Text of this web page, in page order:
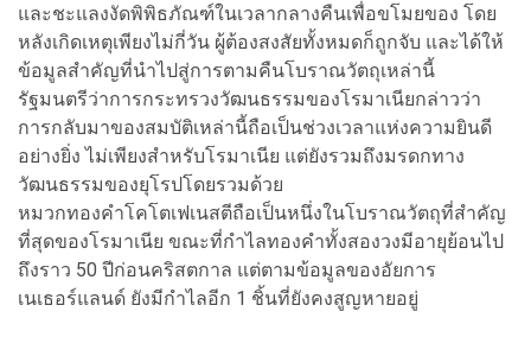
และชะแลงงัดพิพิธภัณฑ์ในเวลากลางคืนเพื่อขโมยของ โดย
หลังเกิดเหตุเพียงไม่กี่วัน ผู้ต้องสงสัยทั้งหมดก็ถูกจับ และได้ให้
ข้อมูลสำคัญที่นำไปสู่การตามคืนโบราณวัตถุเหล่านี้
รัฐมนตรีว่าการกระทรวงวัฒนธรรมของโรมาเนียกล่าวว่า
การกลับมาของสมบัติเหล่านี้ถือเป็นช่วงเวลาแห่งความยินดี
อย่างยิ่ง ไม่เพียงสำหรับโรมาเนีย แต่ยังรวมถึงมรดกทาง
วัฒนธรรมของยุโรปโดยรวมด้วย
หมวกทองคำโคโตเฟเนสตีถือเป็นหนึ่งในโบราณวัตถุที่สำคัญ
ที่สุดของโรมาเนีย ขณะที่กำไลทองคำทั้งสองวงมีอายุย้อนไป
ถึงราว 50 ปีก่อนคริสตกาล แต่ตามข้อมูลของอัยการ
เนเธอร์แลนด์ ยังมีกำไลอีก 1 ชิ้นที่ยังคงสูญหายอยู่